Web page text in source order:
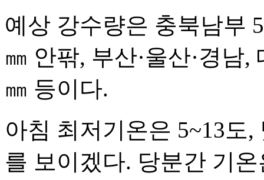
예상 강수량은 충북남부
㎜ 안팎, 부산·울산·경남,
㎜ 등이다.
아침 최저기온은 5~13도
를 보이겠다. 당분간 기